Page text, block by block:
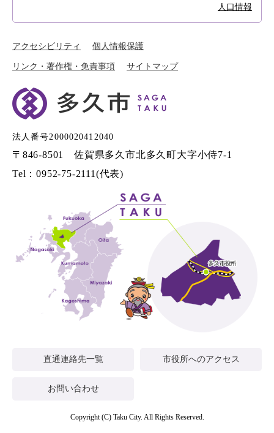
人口情報
アクセシビリティ 個人情報保護
リンク・著作権・免責事項 サイトマップ
法人番号2000020412040
〒846-8501 佐賀県多久市北多久町大字小侍7-1
Tel：0952-75-2111(代表)
直通連絡先一覧 市役所へのアクセス
お問い合わせ
Copyright (C) Taku City. All Rights Reserved.